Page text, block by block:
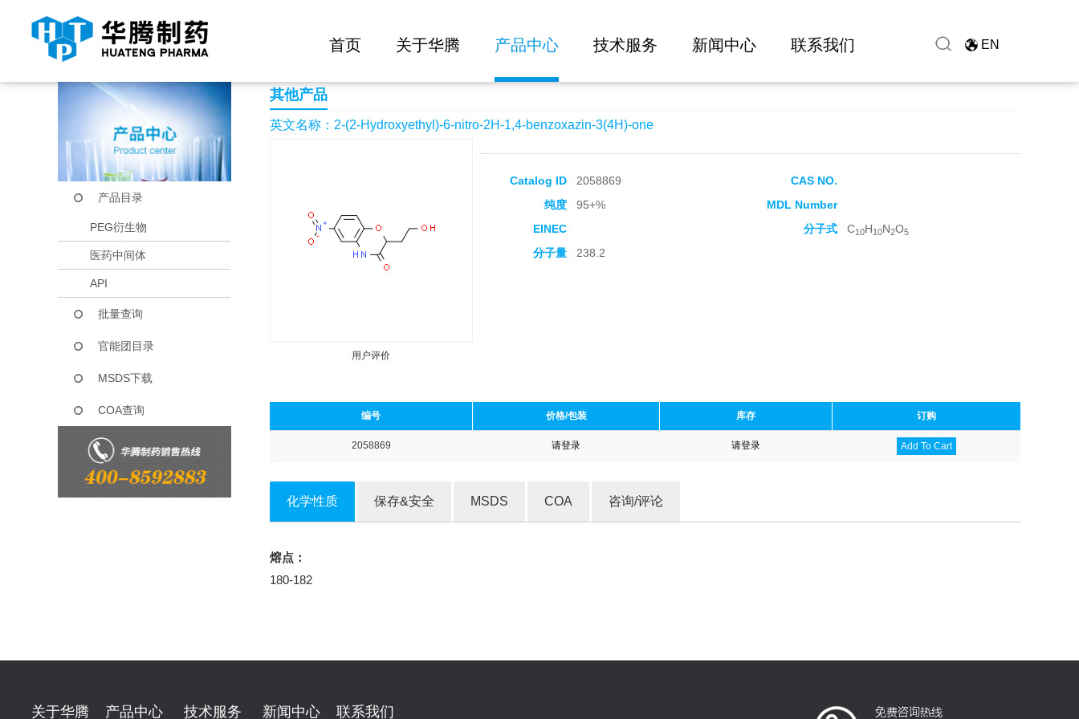
首页 关于华腾 产品中心 技术服务 新闻中心 联系我们 EN
当前位置： 首页 产品中心 2-(2-Hydroxyethyl)-6-nitro-2H-1,4-benzoxazin-3(4H)-one
产品目录
PEG衍生物
医药中间体
API
批量查询
官能团目录
MSDS下载
COA查询
其他产品
英文名称：2-(2-Hydroxyethyl)-6-nitro-2H-1,4-benzoxazin-3(4H)-one
用户评价
Catalog ID 2058869
CAS NO.
纯度
95+%
MDL Number
EINEC
分子式 C10H10N2O5
分子量 238.2
编号 价格/包装 库存 订购
2058869 请登录 请登录 Add To Cart
化学性质 保存&安全 MSDS COA 咨询/评论
熔点：
180-182
关于华腾 产品中心 技术服务 新闻中心 联系我们